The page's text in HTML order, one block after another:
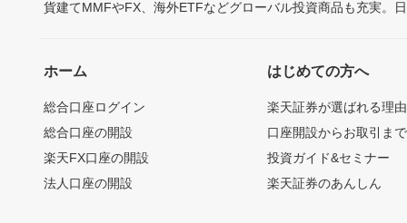
貨建てMMFやFX、海外ETFなどグローバル投資商品も充実。
ホーム
総合口座ログイン
総合口座の開設
楽天FX口座の開設
法人口座の開設
はじめての方へ
楽天証券が選ばれる理由
口座開設からお取引ま
投資ガイド&セミナー
楽天証券のあんしん